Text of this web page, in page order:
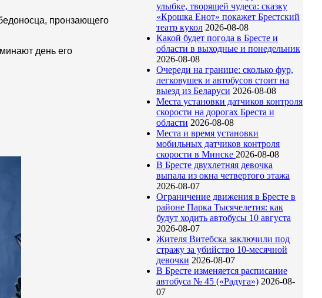
пронзающего
день его
улыбке, творящей чудеса: сказку
«Крошка Енот» покажет Брестский
театр кукол 2026-08-08
Какой будет погода в Бресте и
области в выходные и понедельник
2026-08-08
Очереди на границе: сколько фур,
легковушек и автобусов стоит на
выезд из Беларуси 2026-08-08
Места установки датчиков контроля
скорости на дорогах Бреста и
области 2026-08-08
Места и время установки
мобильных датчиков контроля
скорости в Минске 2026-08-08
В Бресте двухлетняя девочка
выпала из окна четвертого этажа
2026-08-07
Ограничение движения в Бресте в
районе Парка Тысячелетия: как
будут ходить автобусы 10 августа
2026-08-07
Жителя Витебска заключили под
стражу за убийство 10-месячной
девочки 2026-08-07
В Бресте изменяется расписание
автобуса № 45 («Радуга») 2026-08-
07